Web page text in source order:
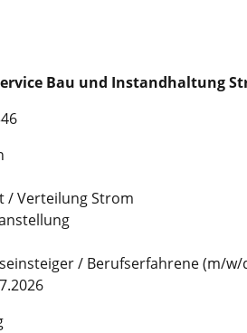
Bau und Instand­haltung
/ Verteilung Strom
/ Berufserfahrene (m/w/